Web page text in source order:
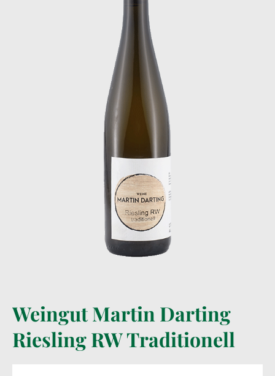
Weingut Martin Darting
Riesling RW Traditionell